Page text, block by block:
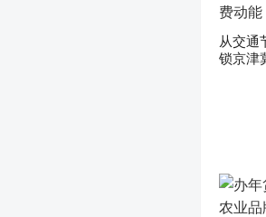
从交通
锁京津